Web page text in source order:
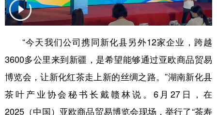
辽宁 吉林 江苏
广东 广西 海南 重庆
四川 贵州 云南 西藏
陕西 甘肃 青海 宁夏
“今天我们公司携同新化县另外12家企业，跨越
3600多公里来到新疆，是希望能够通过亚欧商品贸易
博览会，让新化红茶走上新的丝绸之路。”湖南新化县
茶叶产业协会秘书长戴赣林说。6月27日，在
2025（中国）亚欧商品贸易博览会现场，举行了“茶寿